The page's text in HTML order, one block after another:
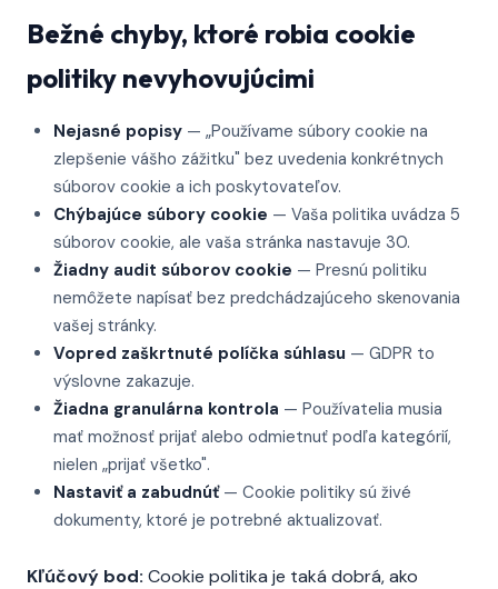
Bežné chyby, ktoré robia cookie
politiky nevyhovujúcimi
Nejasné popisy — „Používame súbory cookie na
zlepšenie vášho zážitku" bez uvedenia konkrétnych
súborov cookie a ich poskytovateľov.
Chýbajúce súbory cookie — Vaša politika uvádza 5
súborov cookie, ale vaša stránka nastavuje 30.
Žiadny audit súborov cookie — Presnú politiku
nemôžete napísať bez predchádzajúceho skenovania
vašej stránky.
Vopred zaškrtnuté políčka súhlasu — GDPR to
výslovne zakazuje.
Žiadna granulárna kontrola — Používatelia musia
mať možnosť prijať alebo odmietnuť podľa kategórií,
nielen „prijať všetko".
Nastaviť a zabudnúť— Cookie politiky sú živé
dokumenty, ktoré je potrebné aktualizovať.
Kľúčový bod: Cookie politika je taká dobrá, ako